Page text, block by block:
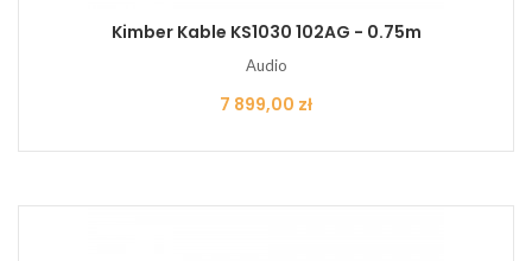
Kimber Kable KS1030 102AG - 0.75m
Audio
Cena
7 899,00 zł